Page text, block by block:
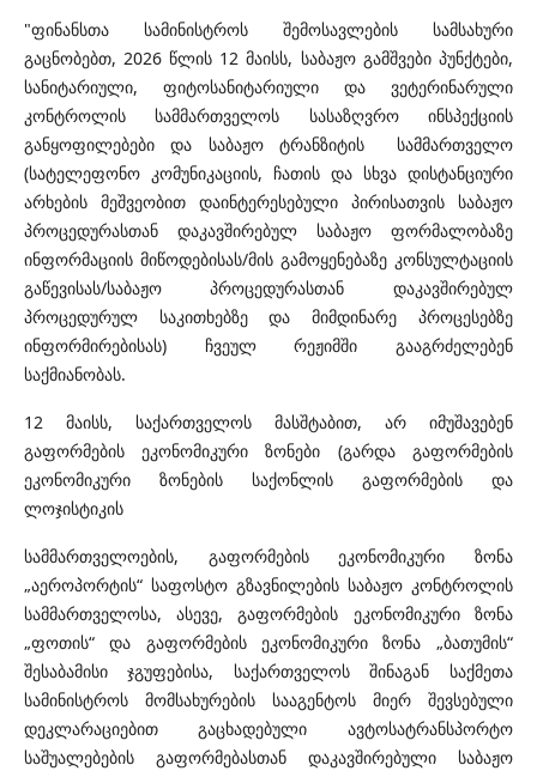
"ფინანსთა სამინისტროს შემოსავლების სამსახური
გაცნობებთ, 2026 წლის 12 მაისს, საბაჟო გამშვები პუნქტები,
სანიტარიული, ფიტოსანიტარიული და ვეტერინარული
კონტროლის სამმართველოს სასაზღვრო ინსპექციის
განყოფილებები და საბაჟო ტრანზიტის სამმართველო
(სატელეფონო კომუნიკაციის, ჩათის და სხვა დისტანციური
არხების მეშვეობით დაინტერესებული პირისათვის საბაჟო
პროცედურასთან დაკავშირებულ საბაჟო ფორმალობაზე
ინფორმაციის მიწოდებისას/მის გამოყენებაზე კონსულტაციის
გაწევისას/საბაჟო პროცედურასთან დაკავშირებულ
პროცედურულ საკითხებზე და მიმდინარე პროცესებზე
ინფორმირებისას) ჩვეულ რეჟიმში გააგრძელებენ
საქმიანობას.
12 მაისს, საქართველოს მასშტაბით, არ იმუშავებენ
გაფორმების ეკონომიკური ზონები (გარდა გაფორმების
ეკონომიკური ზონების საქონლის გაფორმების და
ლოჯისტიკის
სამმართველოების, გაფორმების ეკონომიკური ზონა
„აეროპორტის“ საფოსტო გზავნილების საბაჟო კონტროლის
სამმართველოსა, ასევე, გაფორმების ეკონომიკური ზონა
„ფოთის“ და გაფორმების ეკონომიკური ზონა „ბათუმის“
შესაბამისი ჯგუფებისა, საქართველოს შინაგან საქმეთა
სამინისტროს მომსახურების სააგენტოს მიერ შევსებული
დეკლარაციებით გაცხადებული ავტოსატრანსპორტო
საშუალებების გაფორმებასთან დაკავშირებული საბაჟო